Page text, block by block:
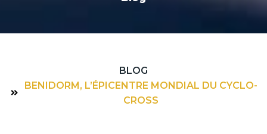
BLOG
BENIDORM, L’ÉPICENTRE MONDIAL DU CYCLO-
CROSS